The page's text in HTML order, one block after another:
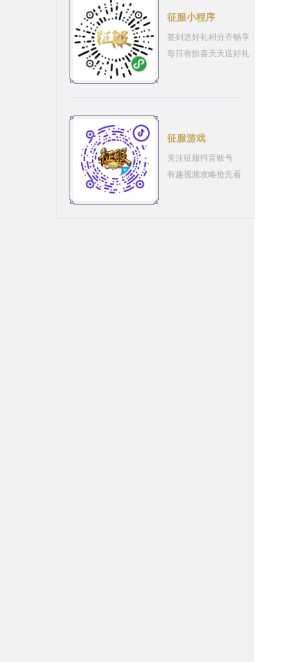
征服小程序
签到送好礼积分齐畅享
每日有惊喜天天送好礼
征服游戏
关注征服抖音账号
有趣视频攻略抢先看